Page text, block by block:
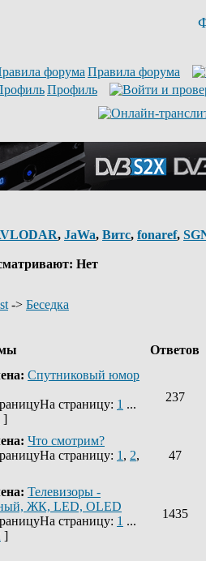
Правила форума
Профиль
, JaWa, Витс, fonaref,
Нет
-> Беседка
Ответов
Спутниковый юмор
На страницу: 1 ...
]
237
Что смотрим?
На страницу: 1 , 2,
47
Телевизоры -
ЖК, LED, OLED
На страницу: 1 ...
]
1435